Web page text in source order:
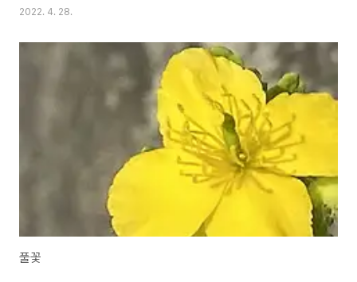
2022. 4. 28.
풀꽃